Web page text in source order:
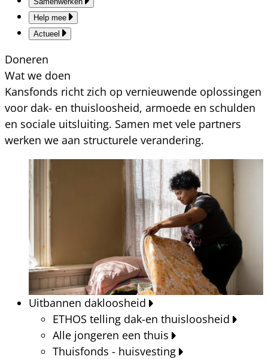
Help mee
Actueel
Doneren
Wat we doen
Kansfonds richt zich op vernieuwende oplossingen
voor dak- en thuisloosheid, armoede en schulden
en sociale uitsluiting. Samen met vele partners
werken we aan structurele verandering.
Uitbannen dakloosheid
ETHOS telling dak-en thuisloosheid
Alle jongeren een thuis
Thuisfonds - huisvesting